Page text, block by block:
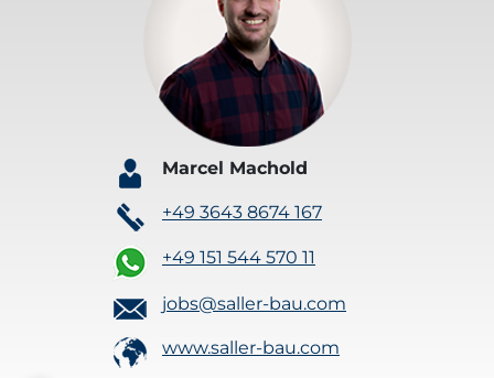
Marcel Machold
+49 3643 8674 167
+49 151 544 570 11
jobs@saller-bau.com
www.saller-bau.com